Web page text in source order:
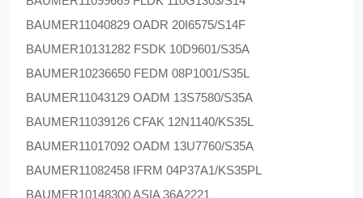
BAUMER11040829 OADR 20I6575/S14F
BAUMER10131282 FSDK 10D9601/S35A
BAUMER10236650 FEDM 08P1001/S35L
BAUMER11043129 OADM 13S7580/S35A
BAUMER11039126 CFAK 12N1140/KS35L
BAUMER11017092 OADM 13U7760/S35A
BAUMER11082458 IFRM 04P37A1/KS35PL
BAUMER10148300 ASIA 36A2221